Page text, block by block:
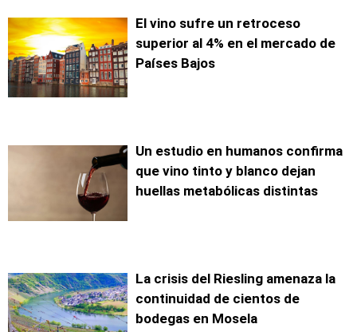
El vino sufre un retroceso
superior al 4% en el mercado de
Países Bajos
Un estudio en humanos confirma
que vino tinto y blanco dejan
huellas metabólicas distintas
La crisis del Riesling amenaza la
continuidad de cientos de
bodegas en Mosela